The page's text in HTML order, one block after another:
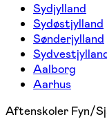
Sydjylland
Sydøstjylland
Sønderjylland
Aalborg
Aarhus
Aftenskoler Fyn/